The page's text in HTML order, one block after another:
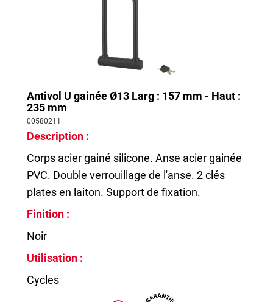
Antivol U gainée Ø13 Larg : 157 mm - Haut :
235 mm
00580211
Description :
Corps acier gainé silicone. Anse acier gainée
PVC. Double verrouillage de l'anse. 2 clés
plates en laiton. Support de fixation.
Finition :
Noir
Utilisation :
Cycles